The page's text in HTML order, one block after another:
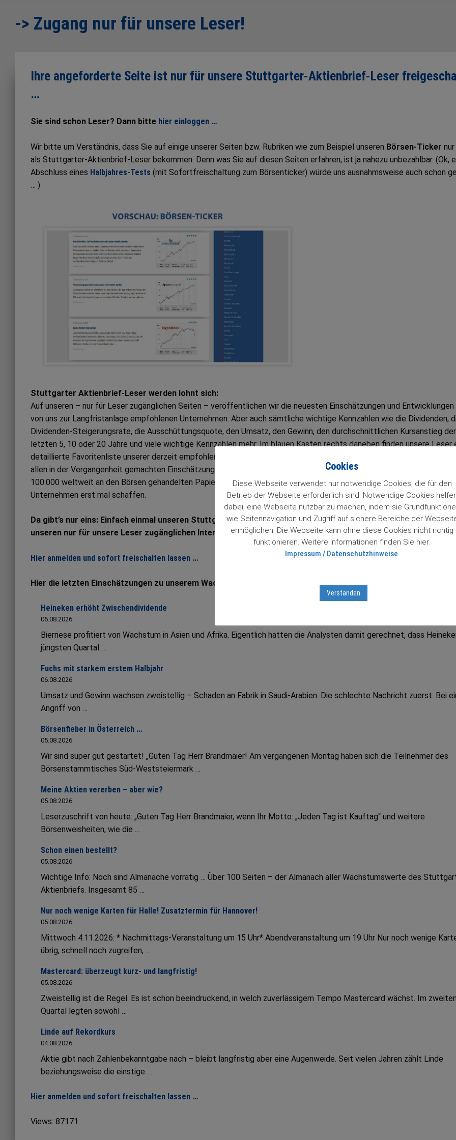
-> Zugang nur für unsere Leser!
Ihre angeforderte Seite ist nur für unsere Stuttgarter-Aktienbrief-Leser
…
Sie sind schon Leser? Dann bitte hier einloggen …
Wir bitte um Verständnis, dass Sie auf einige unserer Seiten bzw. Rubriken wie zum Beispiel unseren Börsen-Ticker
als Stuttgarter-Aktienbrief-Leser bekommen. Denn was Sie auf diesen Seiten erfahren, ist ja nahezu unbezahlbar. (Ok,
Abschluss eines Halbjahres-Tests (mit Sofortfreischaltung zum Börsenticker) würde uns ausnahmsweise auch schon
… )
Stuttgarter Aktienbrief-Leser werden lohnt sich:
Auf unseren – nur für Leser zugänglichen Seiten – veröffentlichen wir die neuesten Einschätzungen und Entwicklungen
von uns zur Langfristanlage empfohlenen Unternehmen. Aber auch sämtliche wichtige Kennzahlen wie die Dividenden,
Dividenden-Steigerungsrate, die Ausschüttungsquote, den Umsatz, den Gewinn, den durchschnittlichen Kursanstieg der
letzten 5, 10 oder 20 Jahre und viele wichtige Kennzahlen mehr. Im blauen Kasten rechts daneben finden unsere Leser
detaillierte Favoritenliste unserer derzeit empfohlenen 84 Wachstumstitel. Mit einem Klick auf den Titel gelangt man
allen in der Vergangenheit gemachten Einschätzungen. Also Zugriff auf Informationen zu unseren „84 Lieblingen“, die
100.000 weltweit an den Börsen gehandelten Papieren das Prädikat Wachstumswert von uns erhalten haben. Das muss
Unternehmen erst mal schaffen.
Da gibt’s nur eins: Einfach einmal unseren Stuttgarter Aktienbrief unverbindlich testenmit Sofortfreischaltung
unseren nur für unsere Leser zugänglichen Internetseiten …
Hier anmelden und sofort freischalten lassen …
Hier die letzten Einschätzungen zu unserem Wachstumsaktien in unserem Börsenticker:
Heineken erhöht Zwischendividende
06.08.2026
Bierriese profitiert von Wachstum in Asien und Afrika. Eigentlich hatten die Analysten damit gerechnet, dass
jüngsten Quartal …
Fuchs mit starkem erstem Halbjahr
06.08.2026
Umsatz und Gewinn wachsen zweistellig – Schaden an Fabrik in Saudi-Arabien. Die schlechte Nachricht zuerst: Bei
Angriff von …
Börsenfieber in Österreich …
05.08.2026
Wir sind super gut gestartet! „Guten Tag Herr Brandmaier! Am vergangenen Montag haben sich die Teilnehmer des
Börsenstammtisches Süd-Weststeiermark …
Meine Aktien vererben – aber wie?
05.08.2026
Leserzuschrift von heute: „Guten Tag Herr Brandmaier, wenn Ihr Motto: „Jeden Tag ist Kauftag“ und weitere
Börsenweisheiten, wie die …
Schon einen bestellt?
05.08.2026
Wichtige Info: Noch sind Almanache vorrätig … Über 100 Seiten – der Almanach aller Wachstumswerte des
Aktienbriefs. Insgesamt 85 …
Nur noch wenige Karten für Halle! Zusatztermin für Hannover!
05.08.2026
Mittwoch 4.11.2026: * Nachmittags-Veranstaltung um 15 Uhr* Abendveranstaltung um 19 Uhr Nur noch wenige
übrig, schnell noch zugreifen, …
Mastercard: überzeugt kurz- und langfristig!
05.08.2026
Zweistellig ist die Regel. Es ist schon beeindruckend, in welch zuverlässigem Tempo Mastercard wächst. Im zweiten
Quartal legten sowohl …
Linde auf Rekordkurs
04.08.2026
Aktie gibt nach Zahlenbekanntgabe nach – bleibt langfristig aber eine Augenweide. Seit vielen Jahren zählt Linde
beziehungsweise die einstige …
Hier anmelden und sofort freischalten lassen …
Views: 87171
Cookies
Diese Webseite verwendet nur notwendige Cookies, die für den
Betrieb der Webseite erforderlich sind. Notwendige Cookies
dabei, eine Webseite nutzbar zu machen, indem sie
wie Seitennavigation und Zugriff auf sichere Bereiche der
ermöglichen. Die Webseite kann ohne diese Cookies nicht richtig
funktionieren. Weitere Informationen finden Sie hier:
Impressum / Datenschutzhinweise.
Verstanden